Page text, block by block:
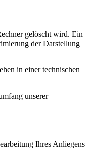
gelöscht wird. Ein
der Darstellung
in einer technischen
unserer
Ihres Anliegens